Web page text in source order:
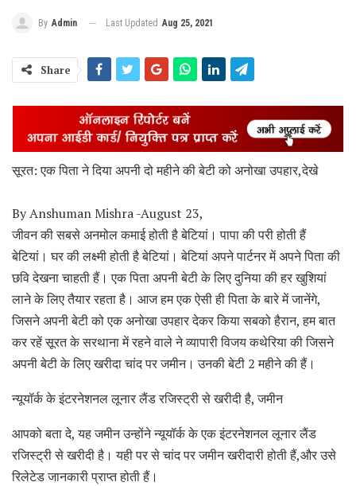
By Admin Last Updated Aug 25, 2021
Share
सूरत: एक पिता ने दिया अपनी दो महीने की बेटी को अनोखा उपहार,देखे
By Anshuman Mishra -August 23,
जीवन की सबसे अनमोल कमाई होती है बेटियां। पापा की परी होती हैं
बेटियां। घर की लक्ष्मी होती है बेटियां। बेटियां अपने पार्टनर में अपने पिता की
छवि देखना चाहती हैं। एक पिता अपनी बेटी के लिए दुनिया की हर खुशियां
लाने के लिए तैयार रहता है। आज हम एक ऐसी ही पिता के बारे में जानेंगे,
जिसने अपनी बेटी को एक अनोखा उपहार देकर किया सबको हैरान, हम बात
कर रहें सूरत के सरथाना में रहने वाले ने व्यापारी विजय कथेरिया की जिसने
अपनी बेटी के लिए खरीदा चांद पर जमीन। उनकी बेटी 2 महीने की हैं।
न्यूयॉर्क के इंटरनेशनल लूनार लैंड रजिस्ट्री से खरीदी है, जमीन
आपको बता दे, यह जमीन उन्होंने न्यूयॉर्क के एक इंटरनेशनल लूनार लैंड
रजिस्ट्री से खरीदी है। यही पर से चांद पर जमीन खरीदारी होती हैं,और उसे
रिलेटेड जानकारी प्राप्त होती हैं।